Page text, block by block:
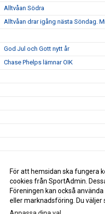
Alltvåan Södra
Alltvåan drar igång nästa Söndag.
God Jul och Gott nytt år
Chase Phelps lämnar OIK
NY MATCHTID
För att hemsidan ska fungera
cookies från SportAdmin.
Föreningen kan också
eller marknadsföring. Du väljer